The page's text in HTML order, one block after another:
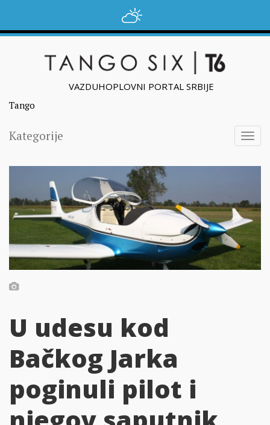
VAZDUHOPLOVNI PORTAL SRBIJE
Tango
Kategorije
U udesu kod
Bačkog Jarka
poginuli pilot i